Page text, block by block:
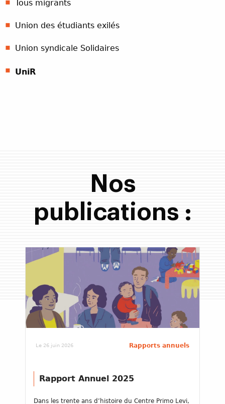
Tous migrants
Union des étudiants exilés
Union syndicale Solidaires
UniR
Nos
publications :
Le 26 juin 2026 Rapports annuels
Rapport Annuel 2025
Dans les trente ans d’histoire du Centre Primo Levi,